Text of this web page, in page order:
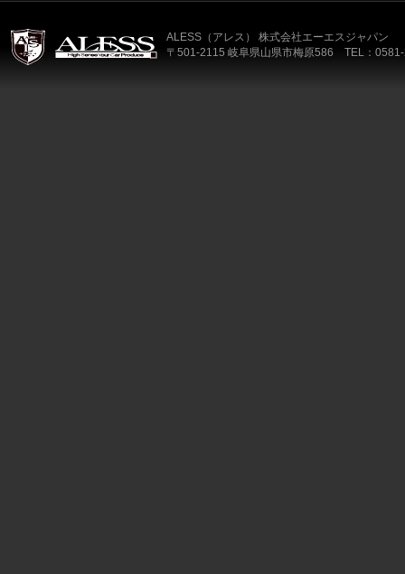
ALESS（アレス） 株式会社エーエスジャパン
〒501-2115 岐阜県山県市梅原586 TEL：